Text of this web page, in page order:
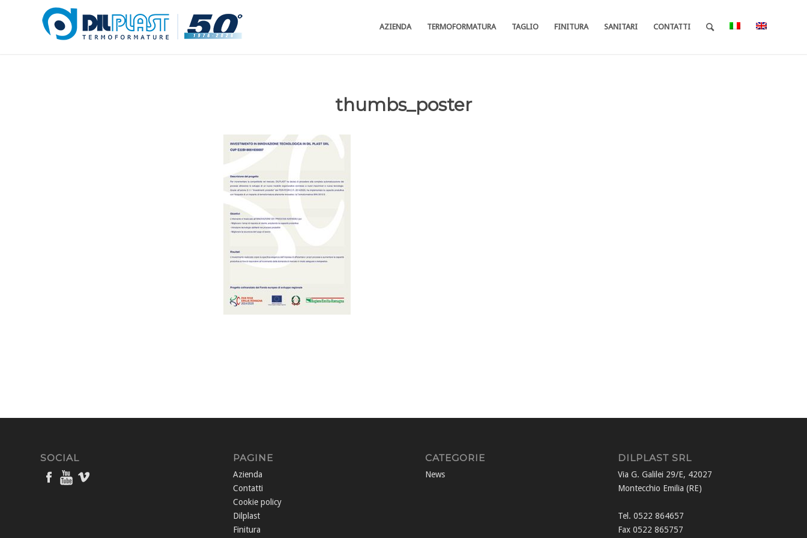
AZIENDA TERMOFORMATURA TAGLIO FINITURA SANITARI CONTATTI
thumbs_poster
SOCIAL PAGINE
Azienda
Contatti
Cookie policy
Dilplast
Finitura
CATEGORIE
News
DILPLAST SRL
Via G. Galilei 29/E, 42027
Montecchio Emilia (RE)
Tel. 0522 864657
Fax 0522 865757